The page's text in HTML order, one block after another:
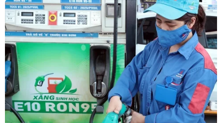
Nga và Syria đạt thỏa thuận mới về
tương lai hai căn cứ chiến lược
09/08/2026 15:21
Vấn đề người di cư: Đức khôi phục cơ
chế trả người xin tị nạn về Italy
09/08/2026 14:40